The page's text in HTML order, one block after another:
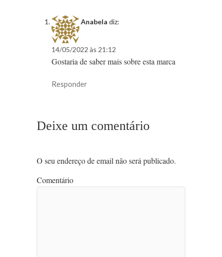
Anabela diz:
14/05/2022 às 21:12
Gostaria de saber mais sobre esta marca
Responder
Deixe um comentário
O seu endereço de email não será publicado.
Comentário